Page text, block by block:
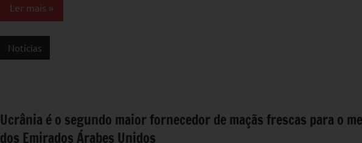
Ler mais
Notícias
Ucrânia é o segundo maior fornecedor de maçãs frescas para o
dos Emirados Árabes Unidos